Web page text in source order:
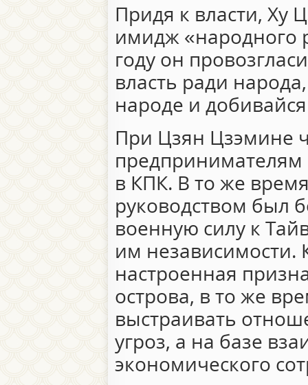
Придя к власти, Ху
имидж «народного
году он
власть ради
народе и
При Цзян Цзэмине
предпринимателям
в КПК. В то же
руководством был
военную силу к
им независимости.
настроенная
острова, в то же
выстраивать
угроз, а на базе
экономического